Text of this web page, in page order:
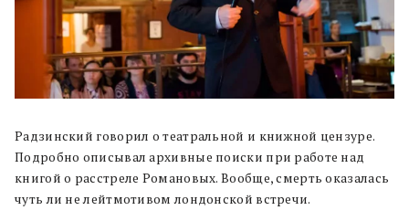
Радзинский говорил о театральной и книжной цензуре.
Подробно описывал архивные поиски при работе над
книгой о расстреле Романовых. Вообще, смерть оказалась
чуть ли не лейтмотивом лондонской встречи.